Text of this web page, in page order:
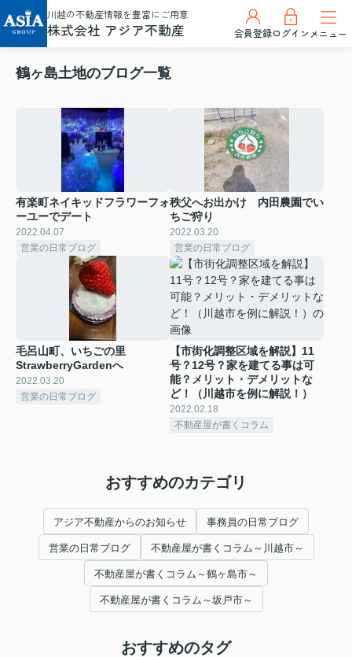
川越の不動産情報を豊富にご用意
株式会社 アジア不動産 会員登録ログインメニュー
鶴ヶ島土地のブログ一覧
有楽町ネイキッドフラワーフォ
ーユーでデート
2022.04.07
営業の日常ブログ
秩父へお出かけ 内田農園でい
ちご狩り
2022.03.20
営業の日常ブログ
毛呂山町、いちごの里
StrawberryGardenへ
2022.03.20
営業の日常ブログ
【市街化調整区域を解説】11
号？12号？家を建てる事は可
能？メリット・デメリットな
ど！（川越市を例に解説！）
2022.02.18
不動産屋が書くコラム
おすすめのカテゴリ
アジア不動産からのお知らせ 事務員の日常ブログ
営業の日常ブログ 不動産屋が書くコラム～川越市～
不動産屋が書くコラム～鶴ヶ島市～
不動産屋が書くコラム～坂戸市～
おすすめのタグ